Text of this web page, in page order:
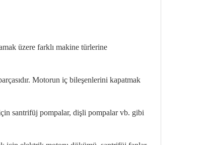
üzere farklı makine türlerine
Motorun iç bileşenlerini kapatmak
santrifüj pompalar, dişli pompalar vb. gibi